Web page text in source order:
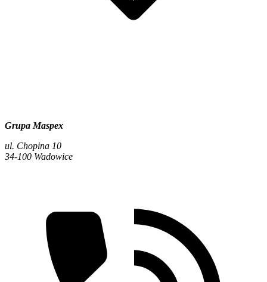
Grupa Maspex
ul. Chopina 10
34-100 Wadowice